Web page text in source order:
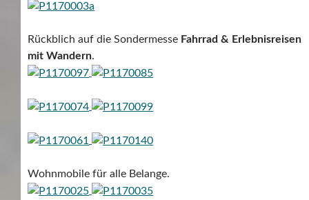
Rückblich auf die Sondermesse Fahrrad & Erlebnisreisen
mit Wandern.
Wohnmobile für alle Belange.